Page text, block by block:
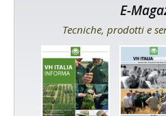
E-
Tecniche, prodotti e